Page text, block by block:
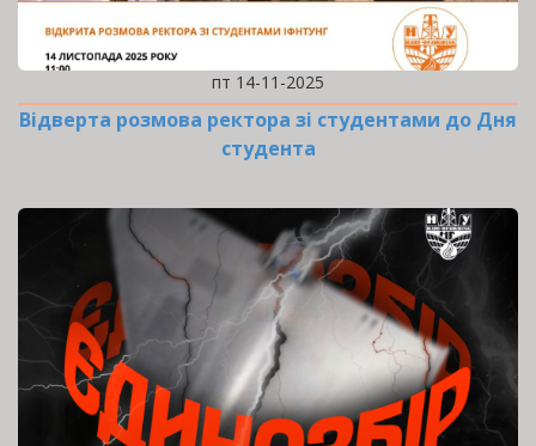
пт 14-11-2025
Відверта розмова ректора зі студентами до Дня
студента